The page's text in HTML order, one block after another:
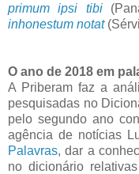
primum ipsi tibi
inhonestum notat
O ano de 2018 em
A Priberam faz a
pesquisadas no
pelo segundo ano
agência de notícias
Palavras, dar a
no dicionário